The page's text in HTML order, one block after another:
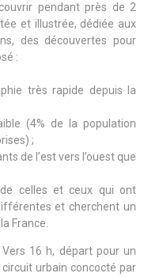
pendant près de 2
et illustrée, dédiée aux
des découvertes pour
:
très rapide depuis la
(4% de la population
;
de l’est vers l’ouest que
celles et ceux qui ont
et cherchent un
France.
Vers 16 h, départ pour un
circuit urbain concocté par